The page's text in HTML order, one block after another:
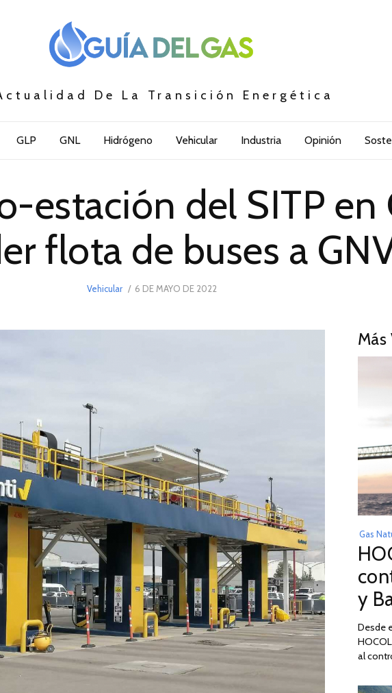
De La Transición Energética
GLP GNL Hidrógeno Vehicular Industria Opinión
estación del SITP en
flota de buses a
Vehicular
POSTED
6 DE MAYO DE 2022
Gas
y
Desde
al